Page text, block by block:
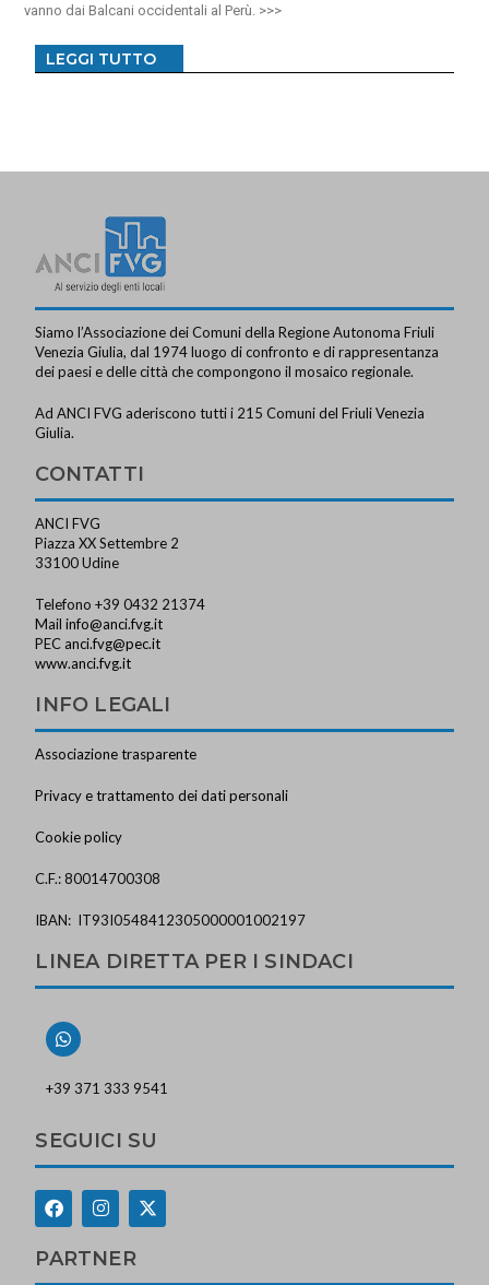
vanno dai Balcani occidentali al Perù.
LEGGI TUTTO
Siamo l’Associazione dei Comuni della Regione Autonoma Friuli
Venezia Giulia, dal 1974 luogo di confronto e di rappresentanza
dei paesi e delle città che compongono il mosaico regionale.
Ad ANCI FVG aderiscono tutti i 215 Comuni del Friuli Venezia
Giulia.
CONTATTI
ANCI FVG
Piazza XX Settembre 2
33100 Udine
Telefono +39 0432 21374
Mailinfo@anci.fvg.it
PEC anci.fvg@pec.it
www.anci.fvg.it
INFO LEGALI
Associazione trasparente
Privacy e trattamento dei dati personali
Cookie policy
C.F.: 80014700308
IBAN: IT93I0548412305000001002197
LINEA DIRETTA PER I SINDACI
+39 371 333 9541
SEGUICI SU
PARTNER